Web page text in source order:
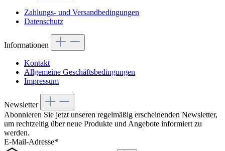
Zahlungs- und Versandbedingungen
Datenschutz
Informationen
Kontakt
Allgemeine Geschäftsbedingungen
Impressum
Newsletter
Abonnieren Sie jetzt unseren regelmäßig erscheinenden Newsletter,
um rechtzeitig über neue Produkte und Angebote informiert zu
werden.
E-Mail-Adresse*